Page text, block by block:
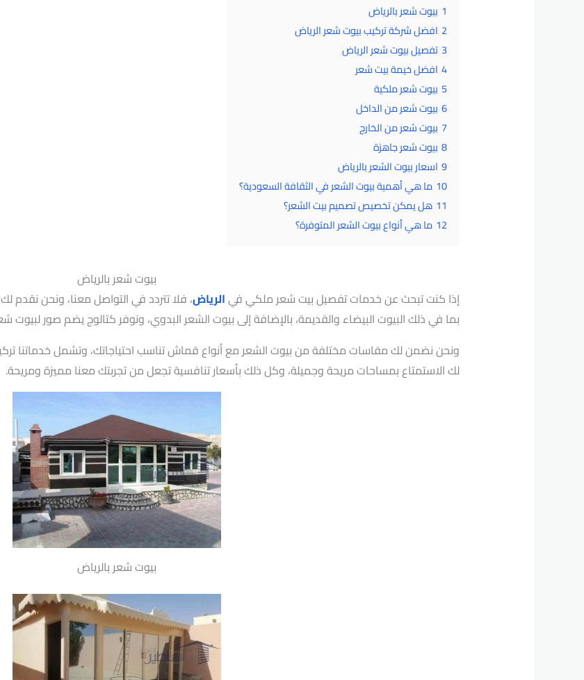
1 بيوت شعر بالرياض
2 افضل شركة تركيب بيوت شعر الرياض
3 تفصيل بيوت شعر الرياض
4 افضل خيمة بيت شعر
5 بيوت شعر ملكية
6 بيوت شعر من الداخل
7 بيوت شعر من الخارج
8 بيوت شعر جاهزة
9 اسعار بيوت الشعر بالرياض
10 ما هي أهمية بيوت الشعر في الثقافة السعودية؟
11 هل يمكن تخصيص تصميم بيت الشعر؟
12 ما هي أنواع بيوت الشعر المتوفرة؟
بيوت شعر بالرياض
إذا كنت تبحث عن خدمات تفصيل بيت شعر ملكي فيالرياض، فلا تتردد في التواصل معنا، ونحن
بما في ذلك البيوت البيضاء والقديمة، بالإضافة إلى بيوت الشعر البدوي، ونوفر كتالوج يضم صور
ونحن نضمن لك مقاسات مختلفة من بيوت الشعر مع أنواع قماش تناسب احتياجاتك، وتشمل خدماتنا
لك الاستمتاع بمساحات مريحة وجميلة، وكل ذلك بأسعار تنافسية تجعل من تجربتك معنا مميزة ومريحة.
بيوت شعر بالرياض